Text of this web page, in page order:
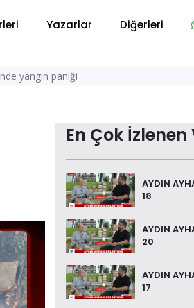
Yazarlar Diğerleri
yangın paniği
En Çok
AYDIN
18
AYDIN
20
AYDIN
17